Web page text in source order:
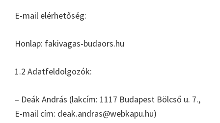
E-mail elérhetőség:
Honlap: fakivagas-budaors.hu
1.2 Adatfeldolgozók:
– Deák András (lakcím: 1117 Budapest Bölcső u. 7.,
E-mail cím: deak.andras@webkapu.hu)